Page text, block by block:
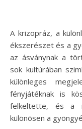
A krizopráz, a különleges zöld színéről ismert ásvány, az
ékszerészet és a
az ásványnak a
sok kultúrában
különleges
fényjátéknak is
felkeltette, és a
különösen a